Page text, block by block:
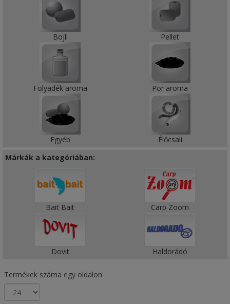
Bojli Pellet
Folyadék aroma Por aroma
Egyéb
Élőcsali
Márkák a kategóriában:
Bait Bait Carp Zoom
Dovit Haldorádó
Termékek száma egy oldalon: